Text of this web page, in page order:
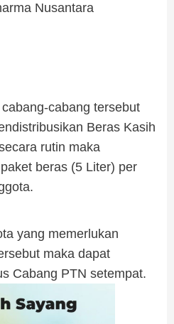
Nusantara
cabang tersebut
Beras Kasih
rutin maka
beras (5 Liter) per
yang memerlukan
maka dapat
Cabang PTN setempat.